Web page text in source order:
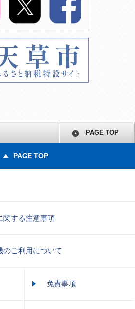
PAGE TOP
PAGE TOP
関する注意事項
のご利用について
免責事項